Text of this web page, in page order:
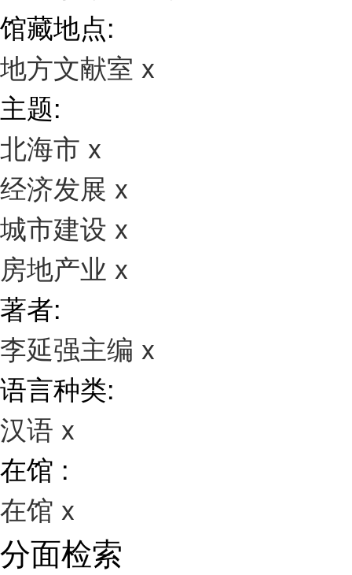
馆藏地点:
地方文献室 x
主题:
北海市 x
经济发展 x
城市建设 x
房地产业 x
著者:
李延强主编 x
语言种类:
汉语 x
在馆 :
在馆 x
分面检索